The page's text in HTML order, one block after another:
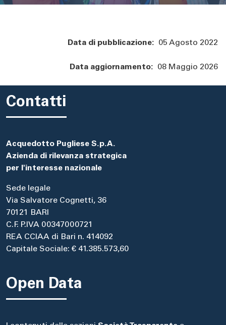
Data di pubblicazione: 05 Agosto 2022
Data aggiornamento: 08 Maggio 2026
Contatti
Acquedotto Pugliese S.p.A.
Azienda di rilevanza strategica
per l'interesse nazionale
Sede legale
Via Salvatore Cognetti, 36
70121 BARI
C.F. P.IVA 00347000721
REA CCIAA di Bari n. 414092
Capitale Sociale: € 41.385.573,60
Open Data